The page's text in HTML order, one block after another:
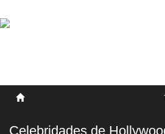
SOBRE NOSOTROS
Celebridades de